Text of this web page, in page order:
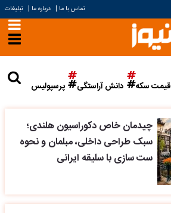
تماس با ما | درباره ما | تبلیغات
قیمت سکه دانش آراستگی پرسپولیس
چیدمان خاص دکوراسیون هلندی؛
سبک طراحی داخلی، مبلمان و نحوه
ست سازی با سلیقه ایرانی